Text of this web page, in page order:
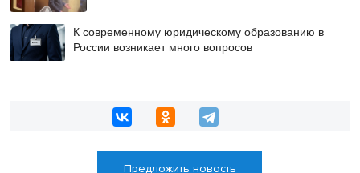
К современному юридическому образованию в
России возникает много вопросов
Предложить новость